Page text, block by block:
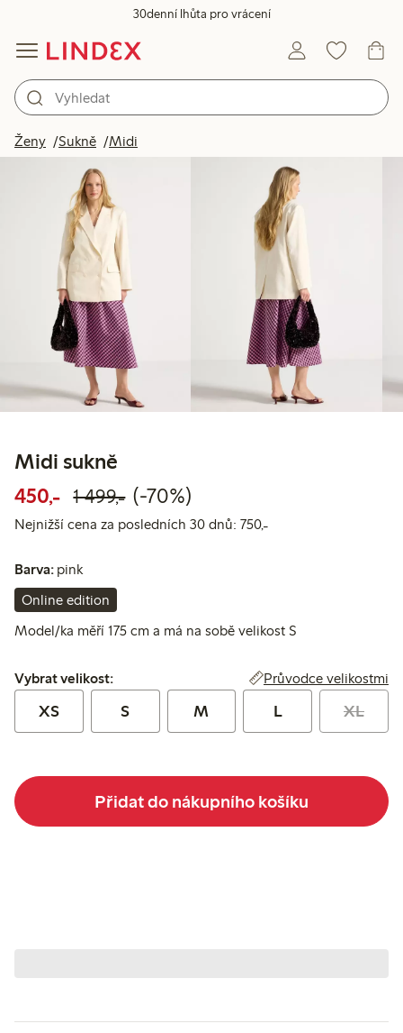
30denní lhůta pro vrácení
Ženy Sukně Midi
Midi sukně
450,- Snížená cena: 450,00 Kč
1 499,-Běžná cena: 1 499,00 Kč
70% sleva
(-70%)
Nejnižší cena za posledních 30 dnů: 750,-Nejnižší cena za
Barva: pink
Online edition
Model/ka měří 175 cm a má na sobě velikost S
Vybrat velikost:
Vybrat velikost: Průvodce velikostmi
XS S M L XL
Přidat do nákupního košíku